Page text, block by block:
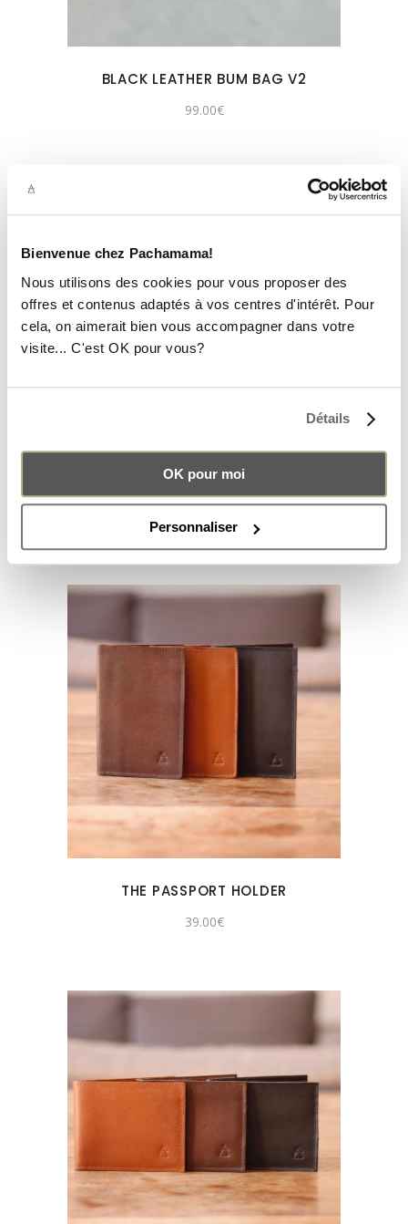
Bienvenue chez Pachamama!
Nous utilisons des cookies pour vous proposer des
offres et contenus adaptés à vos centres d'intérêt. Pour
cela, on aimerait bien vous accompagner dans votre
visite... C'est OK pour vous?
Détails
OK pour moi
Personnaliser
BLACK LEATHER BUM BAG V2
99.00€
THE CARDHORLDER
THE PASSPORT HOLDER
39.00€